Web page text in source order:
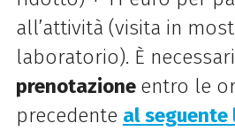
all’attività (visita in
laboratorio). È
prenotazione entro le
precedente al seguente